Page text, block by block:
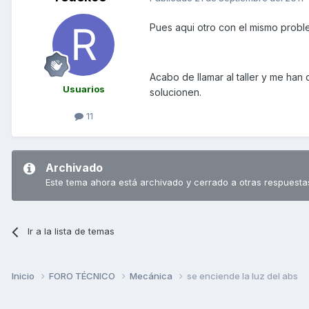
Usuarios
11
Pues aqui otro con el mismo
Acabo de llamar al taller y me
solucionen.
Archivado
Este tema ahora está archivado y cerrado a otras
Ir a la lista de temas
Inicio FORO TÉCNICO Mecánica se enciende la luz del abs